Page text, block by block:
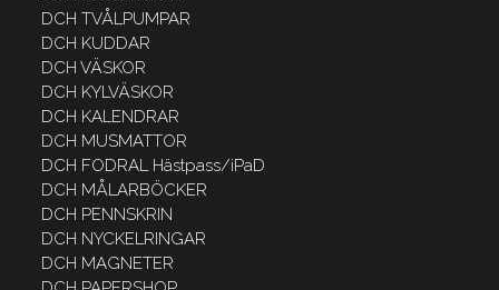
DCH TVÅLPUMPAR
DCH KUDDAR
DCH VÄSKOR
DCH KYLVÄSKOR
DCH KALENDRAR
DCH MUSMATTOR
DCH FODRAL Hästpass/iPaD
DCH MÅLARBÖCKER
DCH PENNSKRIN
DCH NYCKELRINGAR
DCH MAGNETER